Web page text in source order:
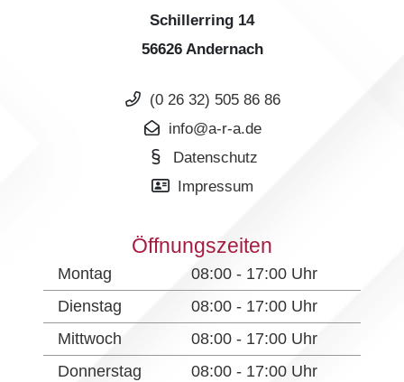
Schillerring 14
56626 Andernach
(0 26 32) 505 86 86
info@a-r-a.de
Datenschutz
Impressum
Öffnungszeiten
Montag
08:00 - 17:00 Uhr
Dienstag
08:00 - 17:00 Uhr
Mittwoch
08:00 - 17:00 Uhr
Donnerstag
08:00 - 17:00 Uhr